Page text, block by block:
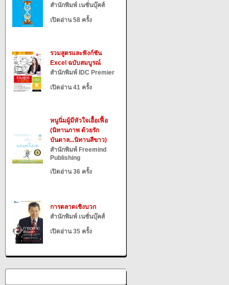
สำนักพิมพ์ เนชั่นบุ๊คส์
เปิดอ่าน 58 ครั้ง
รวมสูตรและฟังก์ชัน
Excel ฉบับสมบูรณ์
สำนักพิมพ์ IDC Premier
เปิดอ่าน 41 ครั้ง
หนูนิ่มผู้มีหัวใจเอื้อเฟื้อ
(นิทานภาพ ด้วยรัก
บันดาล...นิทานสีขาว)
สำนักพิมพ์ Freemind
Publishing
เปิดอ่าน 36 ครั้ง
การตลาดเชิงบวก
สำนักพิมพ์ เนชั่นบุ๊คส์
เปิดอ่าน 35 ครั้ง